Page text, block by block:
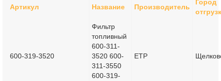
Артикул Название Производитель
Город
600-319-3520
Фильтр
топливный
600-311-
3520 600-
311-3550
600-319-
ETP